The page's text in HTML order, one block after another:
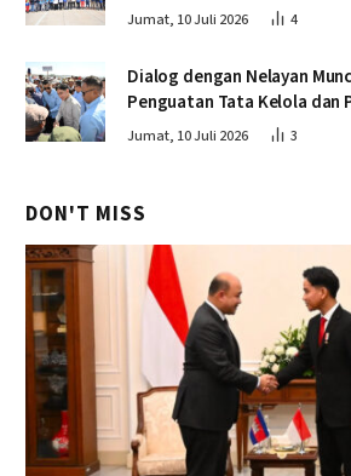
Jumat, 10 Juli 2026 4
Dialog dengan Nelayan
Penguatan Tata Kelola
Perikanan
Jumat, 10 Juli 2026 3
DON'T MISS